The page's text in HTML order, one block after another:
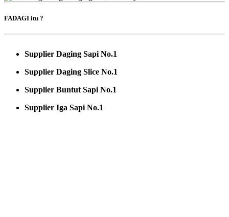
FADAGI itu ?
Supplier Daging Sapi No.1
Supplier Daging Slice No.1
Supplier Buntut Sapi No.1
Supplier Iga Sapi No.1